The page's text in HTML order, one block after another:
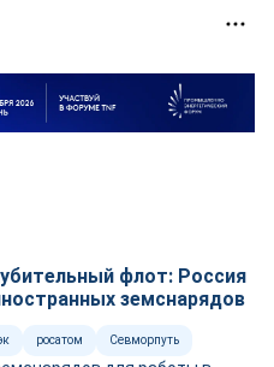
флот: Россия
земснарядов
росатом Севморпуть